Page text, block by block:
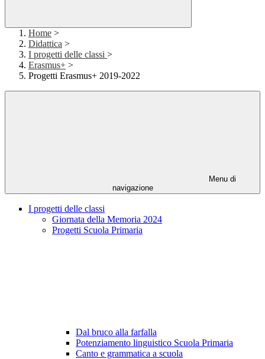
Home >
Didattica >
I progetti delle classi >
Erasmus+ >
Progetti Erasmus+ 2019-2022
Menu di
navigazione
I progetti delle classi
Giornata della Memoria 2024
Progetti Scuola Primaria
Dal bruco alla farfalla
Potenziamento linguistico Scuola Primaria
Canto e grammatica a scuola